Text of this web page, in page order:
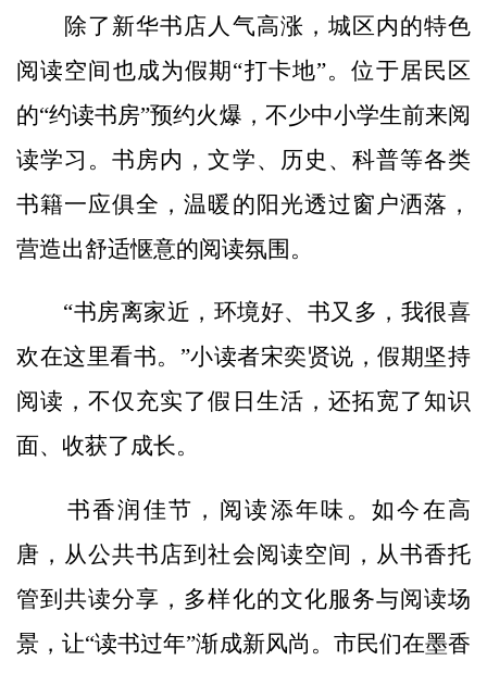
除了新华书店人气高涨，城区内的特色
阅读空间也成为假期“打卡地”。位于居民区
的“约读书房”预约火爆，不少中小学生前来阅
读学习。书房内，文学、历史、科普等各类
书籍一应俱全，温暖的阳光透过窗户洒落，
营造出舒适惬意的阅读氛围。
“书房离家近，环境好、书又多，我很喜
欢在这里看书。”小读者宋奕贤说，假期坚持
阅读，不仅充实了假日生活，还拓宽了知识
面、收获了成长。
书香润佳节，阅读添年味。如今在高
唐，从公共书店到社会阅读空间，从书香托
管到共读分享，多样化的文化服务与阅读场
景，让“读书过年”渐成新风尚。市民们在墨香